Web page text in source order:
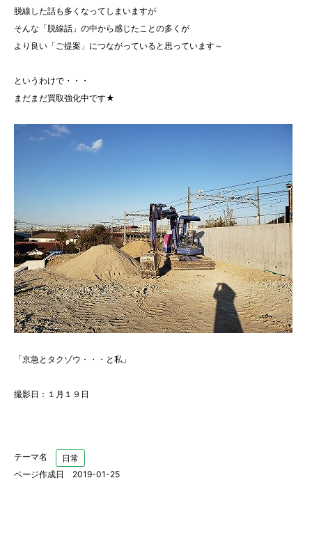
脱線した話も多くなってしまいますが
そんな「脱線話」の中から感じたことの多くが
より良い「ご提案」につながっていると思っています～
というわけで・・・
まだまだ買取強化中です★
「京急とタクゾウ・・・と私」
撮影日：１月１９日
テーマ名
日常
ページ作成日 2019-01-25